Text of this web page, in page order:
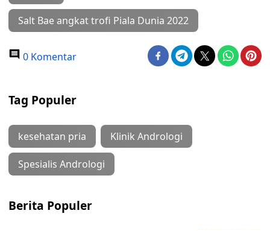
Salt Bae angkat trofi Piala Dunia 2022
0 Komentar
Tag Populer
kesehatan pria Klinik Andrologi
Spesialis Andrologi
Berita Populer